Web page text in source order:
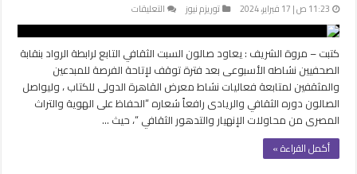
11:23 ص | 17 فبراير، 2024 توريزم نيوز التعليقات
اليوم
..
حنا
نعيم
ضيف
صالون
السبت
كتبت – مروة الشريف : يعاود صالون السبت الثقافي التابع لرابطة الرواد بنقابة
الصحفيين نشاطه الأسبوعى بعد فترة توقف لإتاحة الفرصة للمبدعين
والمثقفين لمتابعة فعاليات نشاط معرض القاهرة الدولى للكتاب ، وليواصل
الصالون دوره الثقافي والريادى رافعاً شعاره “الحفاظ على الهوية والتراث
المصرى من محاولات الإنهيار والتدهور الثقافي “، حيث …
أكمل القراءة »